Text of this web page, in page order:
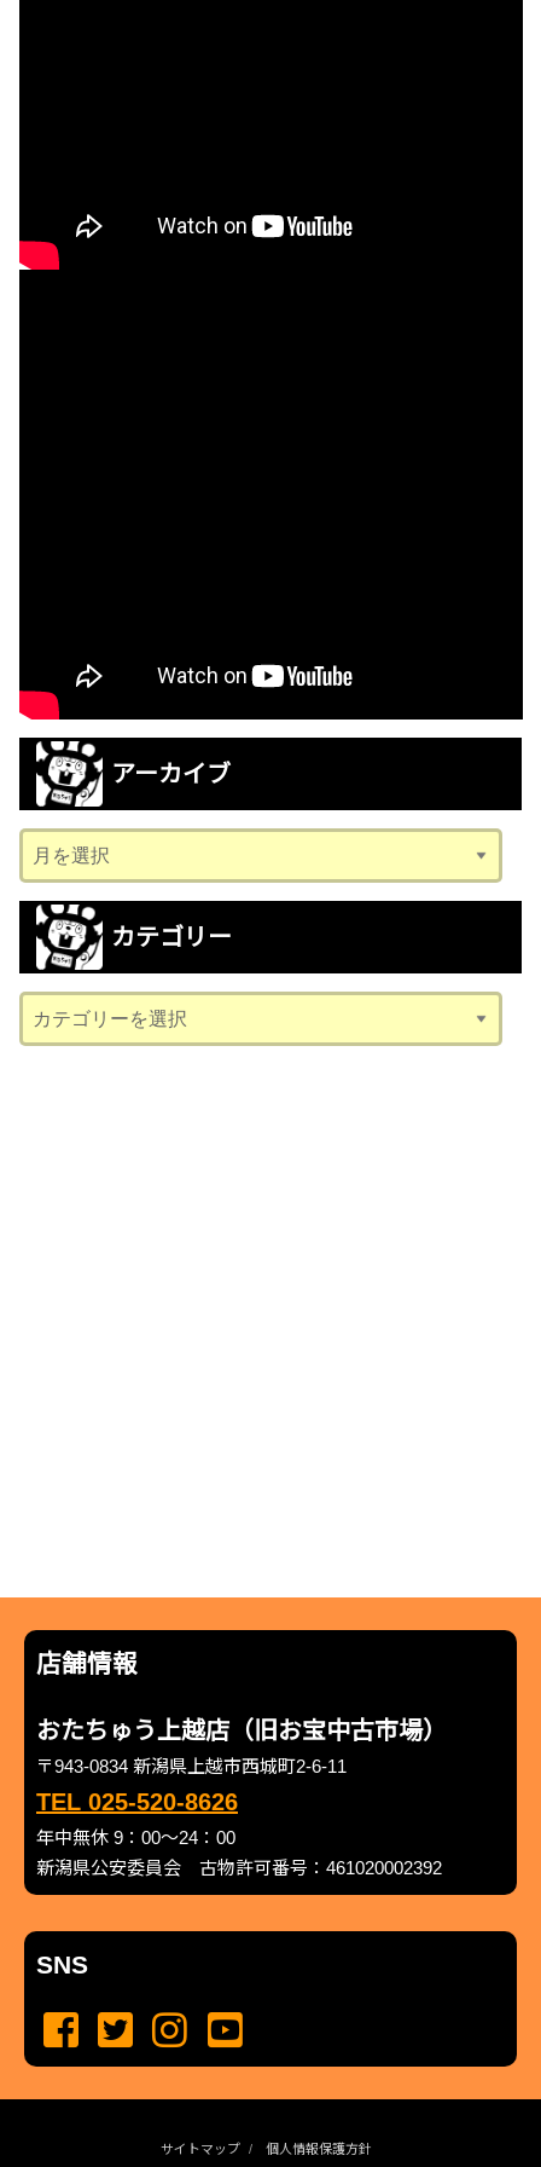
アーカイブ
ー
カ
ブ
カテゴリー
テ
店舗情報
おたちゅう上越店（旧お宝中古市場）
〒943-0834 新潟県上越市西城町2-6-11
TEL 025-520-8626
年中無休 9：00～24：00
新潟県公安委員会 古物許可番号：461020002392
SNS
サイトマップ 個人情報保護方針